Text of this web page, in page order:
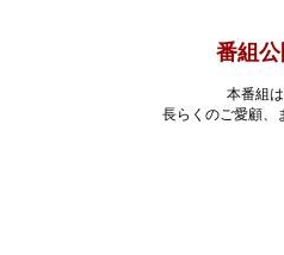
番組
本番組
長らくのご愛顧、